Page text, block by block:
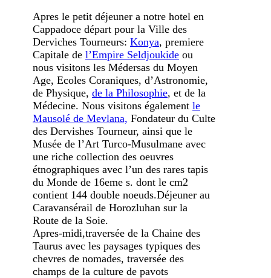
Apres le petit déjeuner a notre hotel en
Cappadoce départ pour la Ville des
Derviches Tourneurs: Konya, premiere
Capitale de l’Empire Seldjoukide ou
nous visitons les Médersas du Moyen
Age, Ecoles Coraniques, d’Astronomie,
de Physique, de la Philosophie, et de la
Médecine. Nous visitons également le
Mausolé de Mevlana, Fondateur du Culte
des Dervishes Tourneur, ainsi que le
Musée de l’Art Turco-Musulmane avec
une riche collection des oeuvres
étnographiques avec l’un des rares tapis
du Monde de 16eme s. dont le cm2
contient 144 double noeuds.Déjeuner au
Caravansérail de Horozluhan sur la
Route de la Soie.
Apres-midi,traversée de la Chaine des
Taurus avec les paysages typiques des
chevres de nomades, traversée des
champs de la culture de pavots